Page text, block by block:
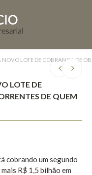
NOVO LOTE DE COBRANÇA DE
LOTE DE
DE QUEM
cobrando um segundo
R$ 1,5 bilhão em